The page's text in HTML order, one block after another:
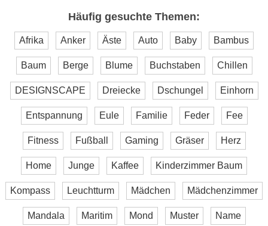
Häufig gesuchte Themen:
Afrika Anker Äste Auto Baby Bambus
Baum Berge Blume Buchstaben Chillen
DESIGNSCAPE Dreiecke Dschungel Einhorn
Entspannung Eule Familie Feder Fee
Fitness Fußball Gaming Gräser Herz
Home Junge Kaffee Kinderzimmer Baum
Kompass Leuchtturm Mädchen Mädchenzimmer
Mandala Maritim Mond Muster Name